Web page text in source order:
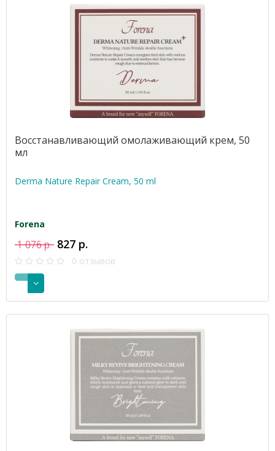
Восстанавливающий омолаживающий крем, 50
мл
Derma Nature Repair Cream, 50 ml
Forena
1 076 р. 827 р.
0 отзывов